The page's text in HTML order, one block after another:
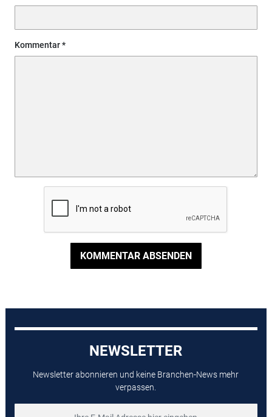
Kommentar
KOMMENTAR ABSENDEN
NEWSLETTER
Newsletter abonnieren und keine Branchen-News mehr
verpassen.